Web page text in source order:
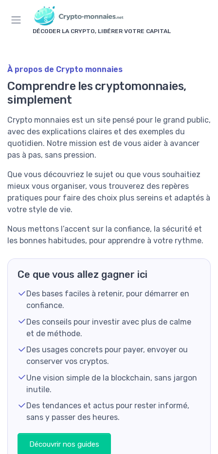
DÉCODER LA CRYPTO, LIBÉRER VOTRE CAPITAL
À propos de Crypto monnaies
Comprendre les cryptomonnaies,
simplement
Crypto monnaies est un site pensé pour le grand public,
avec des explications claires et des exemples du
quotidien. Notre mission est de vous aider à avancer
pas à pas, sans pression.
Que vous découvriez le sujet ou que vous souhaitiez
mieux vous organiser, vous trouverez des repères
pratiques pour faire des choix plus sereins et adaptés à
votre style de vie.
Nous mettons l’accent sur la confiance, la sécurité et
les bonnes habitudes, pour apprendre à votre rythme.
Ce que vous allez gagner ici
Des bases faciles à retenir, pour démarrer en
confiance.
Des conseils pour investir avec plus de calme
et de méthode.
Des usages concrets pour payer, envoyer ou
conserver vos cryptos.
Une vision simple de la blockchain, sans jargon
inutile.
Des tendances et actus pour rester informé,
sans y passer des heures.
Découvrir nos guides
Panneau de gestion des cookies